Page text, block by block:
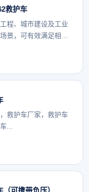
救护车
程、城市建设及工业
景，可有效满足相关
...
救护车厂家，救护车
...